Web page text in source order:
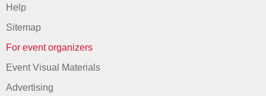
Help
Sitemap
For event organizers
Event Visual Materials
Advertising